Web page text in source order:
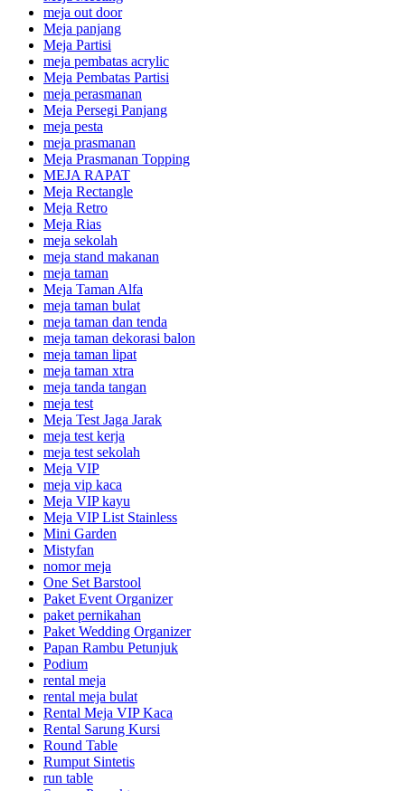
meja out door
Meja panjang
Meja Partisi
meja pembatas acrylic
Meja Pembatas Partisi
meja perasmanan
Meja Persegi Panjang
meja pesta
meja prasmanan
Meja Prasmanan Topping
MEJA RAPAT
Meja Rectangle
Meja Retro
Meja Rias
meja sekolah
meja stand makanan
meja taman
Meja Taman Alfa
meja taman bulat
meja taman dan tenda
meja taman dekorasi balon
meja taman lipat
meja taman xtra
meja tanda tangan
meja test
Meja Test Jaga Jarak
meja test kerja
meja test sekolah
Meja VIP
meja vip kaca
Meja VIP kayu
Meja VIP List Stainless
Mini Garden
Mistyfan
nomor meja
One Set Barstool
Paket Event Organizer
paket pernikahan
Paket Wedding Organizer
Papan Rambu Petunjuk
Podium
rental meja
rental meja bulat
Rental Meja VIP Kaca
Rental Sarung Kursi
Round Table
Rumput Sintetis
run table